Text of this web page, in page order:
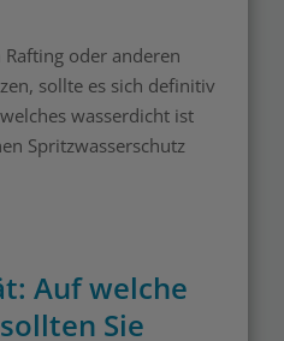
Rafting oder anderen
sollte es sich definitiv
wasserdicht ist
Spritzwasserschutz
Auf welche
Sie